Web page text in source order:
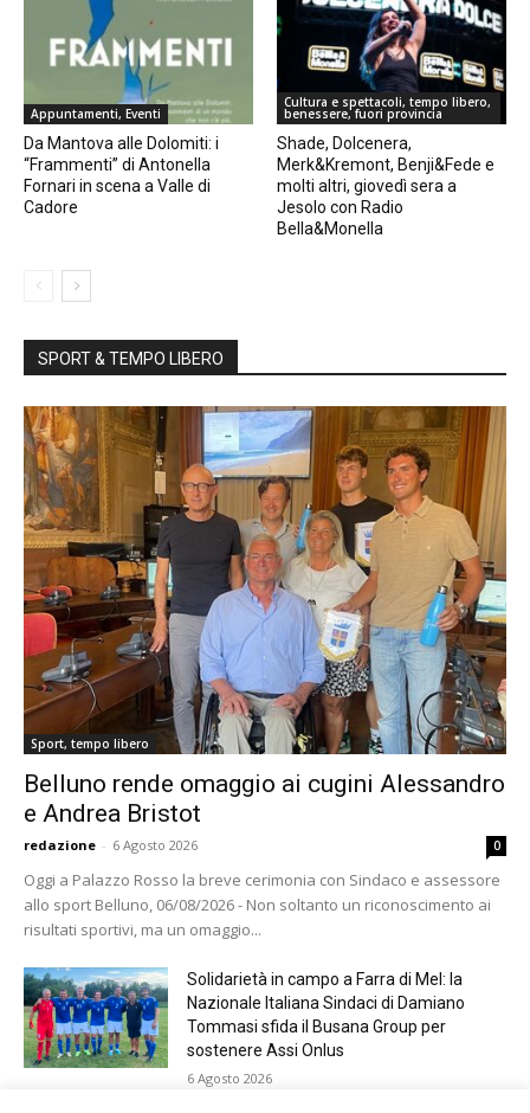
Appuntamenti, Eventi
Da Mantova alle Dolomiti: i
“Frammenti” di Antonella
Fornari in scena a Valle di
Cadore
Cultura e spettacoli, tempo libero,
benessere, fuori provincia
Shade, Dolcenera,
Merk&Kremont, Benji&Fede e
molti altri, giovedì sera a
Jesolo con Radio
Bella&Monella
SPORT & TEMPO LIBERO
Sport, tempo libero
Belluno rende omaggio ai cugini Alessandro
e Andrea Bristot
redazione - 6 Agosto 2026 0
Oggi a Palazzo Rosso la breve cerimonia con Sindaco e assessore
allo sport Belluno, 06/08/2026 - Non soltanto un riconoscimento ai
risultati sportivi, ma un omaggio...
Solidarietà in campo a Farra di Mel: la
Nazionale Italiana Sindaci di Damiano
Tommasi sfida il Busana Group per
sostenere Assi Onlus
6 Agosto 2026